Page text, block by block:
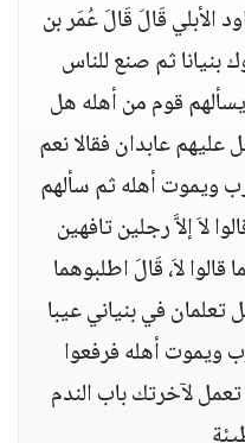
الأبلي قَالَ قَالَ عُمَر بن
بنيانا ثم صنع للناس
قوم من أهله هل
عابدان فقالا نعم
ويموت أهله ثم سألهم
لاَ إلاَّ رجلين تافهين
لاَ، قَالَ اطلبوهما
تعلمان في بنياني عيبا
ويموت أهله فرفعوا
تعمل لآخرتك باب الندم